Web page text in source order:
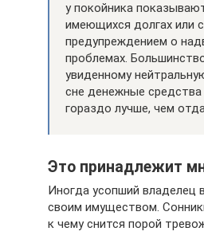
у покойника
имеющихся долгах или
предупреждением о
проблемах.
увиденному
сне денежные средства
гораздо лучше, чем
Это принадлежит
Иногда усопший владелец
своим имуществом.
к чему снится порой